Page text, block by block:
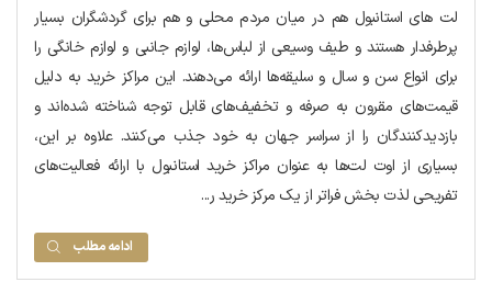
لت های استانبول هم در میان مردم محلی و هم برای گردشگران بسیار
پرطرفدار هستند و طیف وسیعی از لباس‌ها، لوازم جانبی و لوازم خانگی را
برای انواع سن و سال و سلیقه‌ها ارائه می‌دهند. این مراکز خرید به دلیل
قیمت‌های مقرون به صرفه و تخفیف‌های قابل توجه شناخته شده‌اند و
بازدیدکنندگان را از سراسر جهان به خود جذب می‌کنند. علاوه بر این،
بسیاری از اوت لت‌ها به عنوان مراکز خرید استانبول با ارائه فعالیت‌های
تفریحی لذت بخش فراتر از یک مرکز خرید ر...
ادامه مطلب